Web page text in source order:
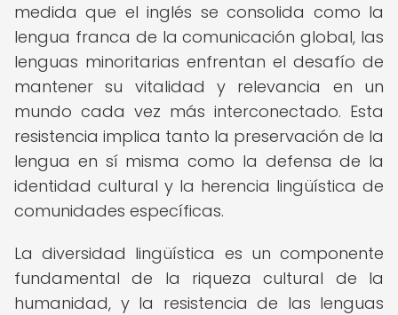
medida que el inglés se consolida como la
lengua franca de la comunicación global, las
lenguas minoritarias enfrentan el desafío de
mantener su vitalidad y relevancia en un
mundo cada vez más interconectado. Esta
resistencia implica tanto la preservación de la
lengua en sí misma como la defensa de la
identidad cultural y la herencia lingüística de
comunidades específicas.
La diversidad lingüística es un componente
fundamental de la riqueza cultural de la
humanidad, y la resistencia de las lenguas